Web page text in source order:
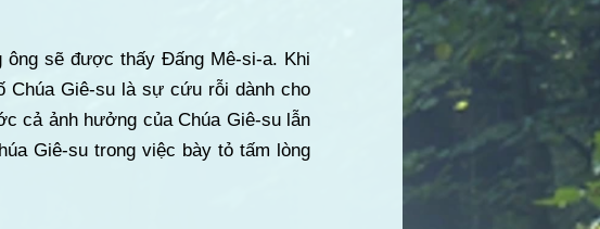
sẽ được thấy Đấng Mê-si-a. Khi
Chúa Giê-su là sự cứu rỗi dành cho
cả ảnh hưởng của Chúa Giê-su lẫn
Giê-su trong việc bày tỏ tấm lòng